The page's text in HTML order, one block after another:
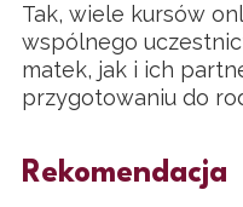
Tak, wiele kursów
wspólnego
matek, jak i ich
przygotowaniu do
Rekomendacja